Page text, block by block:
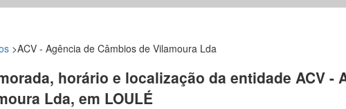
>ACV - Agência de Câmbios de Vilamoura Lda
horário e localização da entidade ACV -
Lda, em LOULÉ